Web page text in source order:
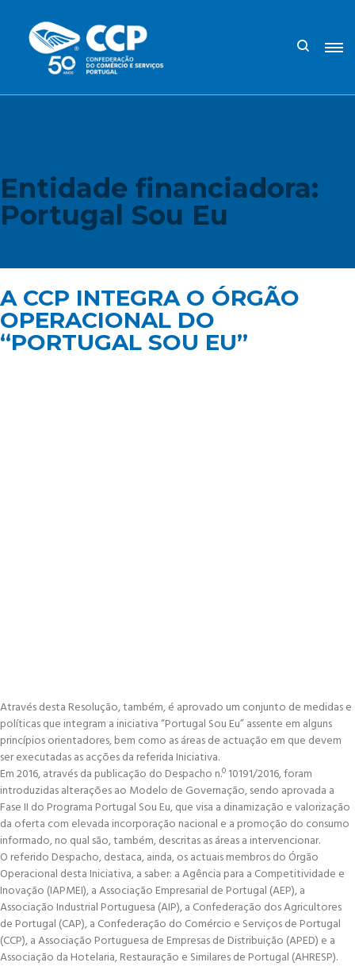
Entidade financiadora:
Portugal Sou Eu
A CCP INTEGRA O ÓRGÃO
OPERACIONAL DO
“PORTUGAL SOU EU”
Através desta Resolução, também, é aprovado um conjunto de medidas e
políticas que integram a iniciativa “Portugal Sou Eu” assente em alguns
princípios orientadores, bem como as áreas de actuação em que devem
ser executadas as acções da referida Iniciativa.
Em 2016, através da publicação do Despacho n.º 10191/2016, foram
introduzidas alterações ao Modelo de Governação, sendo aprovada a
Fase II do Programa Portugal Sou Eu, que visa a dinamização e valorização
da oferta com elevada incorporação nacional e a promoção do consumo
informado, no qual são, também, descritas as áreas a intervencionar.
O referido Despacho, destaca, ainda, os actuais membros do Órgão
Operacional desta Iniciativa, a saber: a Agência para a Competitividade e
Inovação (IAPMEI), a Associação Empresarial de Portugal (AEP), a
Associação Industrial Portuguesa (AIP), a Confederação dos Agricultores
de Portugal (CAP), a Confederação do Comércio e Serviços de Portugal
(CCP), a Associação Portuguesa de Empresas de Distribuição (APED) e a
Associação da Hotelaria, Restauração e Similares de Portugal (AHRESP).